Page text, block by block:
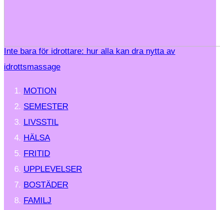
Inte bara för idrottare: hur alla kan dra nytta av
idrottsmassage
MOTION
SEMESTER
LIVSSTIL
HÄLSA
FRITID
UPPLEVELSER
BOSTÄDER
FAMILJ